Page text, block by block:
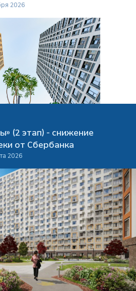
2026
(2 этап) - снижение
стандартной ипотеки от Сбербанка
2026